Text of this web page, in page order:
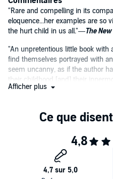
"Rare and compelling in its
eloquence...her examples are so
the hurt child in us all."—The
"An unpretentious little book with
find themselves portrayed with
seem uncanny, as if the author
their childhood [and] their
"Narcissism has rarely been
insights of this modest, thought-
Afficher plus